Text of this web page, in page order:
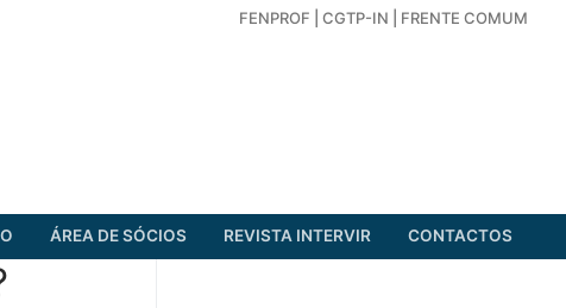
FENPROF CGTP-IN FRENTE COMUM
ÁREA DE SÓCIOS REVISTA INTERVIR CONTACTOS